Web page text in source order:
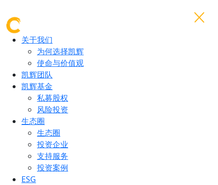
关于我们
为何选择凯辉
使命与价值观
凯辉团队
凯辉基金
私募股权
风险投资
生态圈
生态圈
投资企业
支持服务
投资案例
ESG